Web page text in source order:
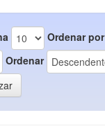
Ordenar por
Ordenar